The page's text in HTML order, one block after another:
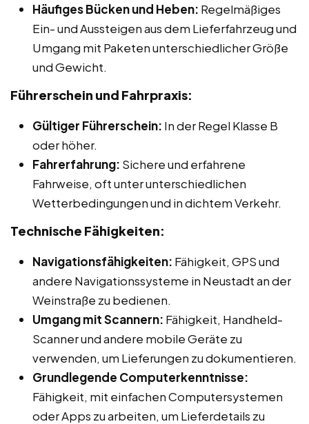
Häufiges Bücken und Heben: Regelmäßiges
Ein- und Aussteigen aus dem Lieferfahrzeug und
Umgang mit Paketen unterschiedlicher Größe
und Gewicht.
Führerschein und Fahrpraxis:
Gültiger Führerschein: In der Regel Klasse B
oder höher.
Fahrerfahrung: Sichere und erfahrene
Fahrweise, oft unter unterschiedlichen
Wetterbedingungen und in dichtem Verkehr.
Technische Fähigkeiten:
Navigationsfähigkeiten: Fähigkeit, GPS und
andere Navigationssysteme in Neustadt an der
Weinstraße zu bedienen.
Umgang mit Scannern: Fähigkeit, Handheld-
Scanner und andere mobile Geräte zu
verwenden, um Lieferungen zu dokumentieren.
Grundlegende Computerkenntnisse:
Fähigkeit, mit einfachen Computersystemen
oder Apps zu arbeiten, um Lieferdetails zu